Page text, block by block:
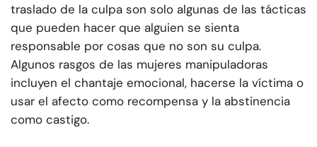
traslado de la culpa son solo algunas de las tácticas
que pueden hacer que alguien se sienta
responsable por cosas que no son su culpa.
Algunos rasgos de las mujeres manipuladoras
incluyen el chantaje emocional, hacerse la víctima o
usar el afecto como recompensa y la abstinencia
como castigo.